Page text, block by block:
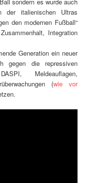
der italienischen Ultras
den modernen Fußball“
Integration
Generation ein neuer
gegen die repressiven
Meldeauflagen,
(wie vor